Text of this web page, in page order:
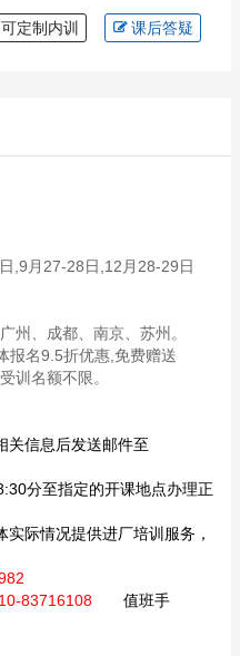
可定制内训 课后答疑
,9月27-28日,12月28-29日
州、成都、南京、苏州。
报名9.5折优惠,免费赠送
训名额不限。
关信息后发送邮件至
分至指定的开课地点办理正
际情况提供进厂培训服务，
83716108 值班手